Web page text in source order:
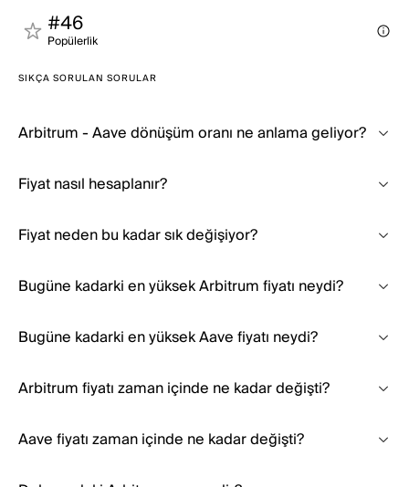
#46
Popülerli̇k
SIKÇA SORULAN SORULAR
Arbitrum - Aave dönüşüm oranı ne anlama geliyor?
Fiyat nasıl hesaplanır?
Fiyat neden bu kadar sık değişiyor?
Bugüne kadarki en yüksek Arbitrum fiyatı neydi?
Bugüne kadarki en yüksek Aave fiyatı neydi?
Arbitrum fiyatı zaman içinde ne kadar değişti?
Aave fiyatı zaman içinde ne kadar değişti?